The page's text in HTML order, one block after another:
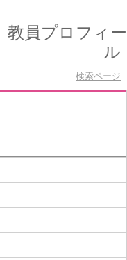
教員プロフィー
ル
検索ページ